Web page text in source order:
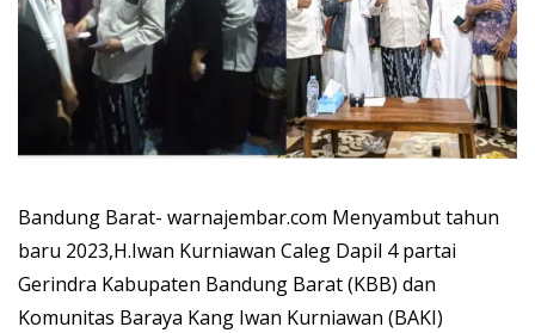
Bandung Barat- warnajembar.com Menyambut tahun
baru 2023,H.Iwan Kurniawan Caleg Dapil 4 partai
Gerindra Kabupaten Bandung Barat (KBB) dan
Komunitas Baraya Kang Iwan Kurniawan (BAKI)